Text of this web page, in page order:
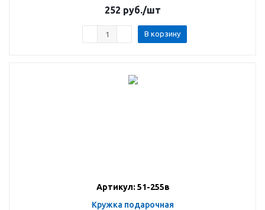
252 руб./шт
В корзину
Артикул: 51-255в
Кружка подарочная